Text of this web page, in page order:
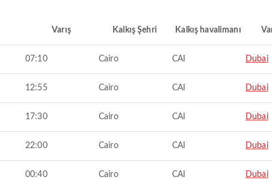
Varış Kalkış Şehri Kalkış havalimanı
07:10 Cairo CAI Dubai
12:55 Cairo CAI Dubai
17:30 Cairo CAI Dubai
22:00 Cairo CAI Dubai
00:40 Cairo CAI Dubai